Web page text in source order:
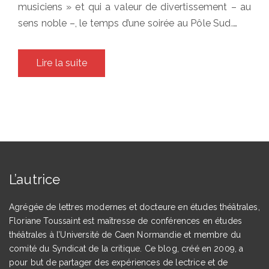
musiciens » et qui a valeur de divertissement – au
sens noble –, le temps d’une soirée au Pôle Sud.…
Lire la suite
L’autrice
Agrégée de lettres modernes et docteure en études théâtrales,
Floriane Toussaint est maîtresse de conférences en études
théâtrales à l’Université de Caen Normandie et membre du
comité du Syndicat de la critique. Ce blog, créé en 2009, a
pour but de partager des expériences de lectrice et de